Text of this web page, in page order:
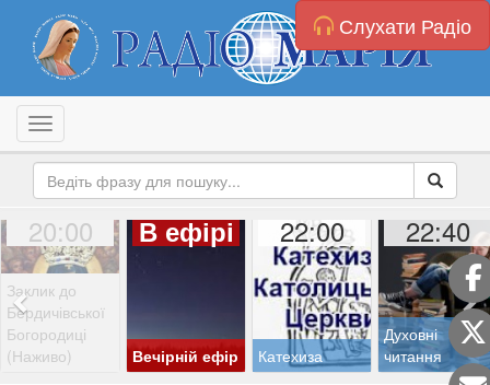
Слухати Радіо
Toggle navigation
20:00
Заклик до
Бердичівської
Богородиці
(Наживо)
В ефірі
Вечірній ефір
22:00
Катехиза
22:40
Духовні
читання